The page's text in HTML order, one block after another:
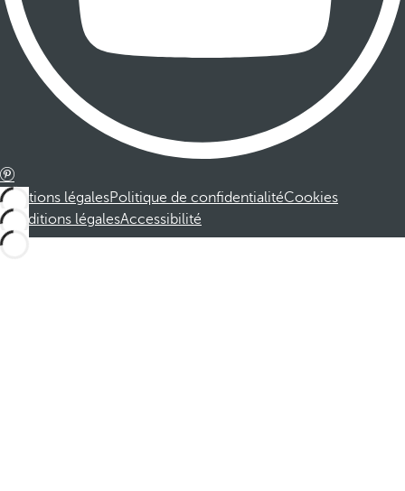
Mentions légalesPolitique de confidentialitéCookies
Conditions légalesAccessibilité